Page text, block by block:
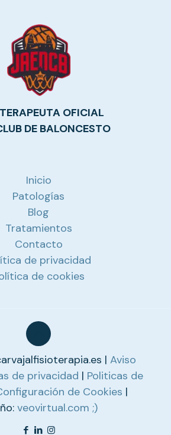
OFICIAL
DE BALONCESTO
Inicio
Patologías
Blog
Tratamientos
Contacto
de privacidad
de cookies
| Aviso
de privacidad | Politicas de
de Cookies |
veovirtual.com ;)